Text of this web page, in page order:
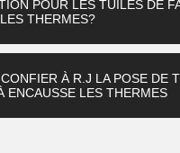
POUR LES TUILES DE
THERMES?
À R.J LA POSE DE
ENCAUSSE LES THERMES